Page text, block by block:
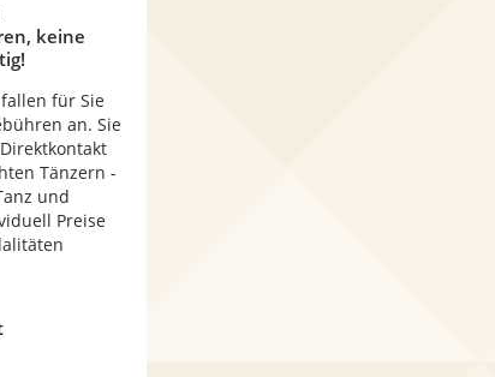
keine
für Sie
an. Sie
Tänzern -
und
Preise